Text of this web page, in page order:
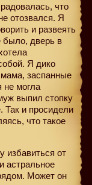
что
отозвался. Я
и развеять
было, дверь в
Я дико
заспанные
не могла
выпил стопку
Так и просидели
что такое
избавиться от
астральное
Может он